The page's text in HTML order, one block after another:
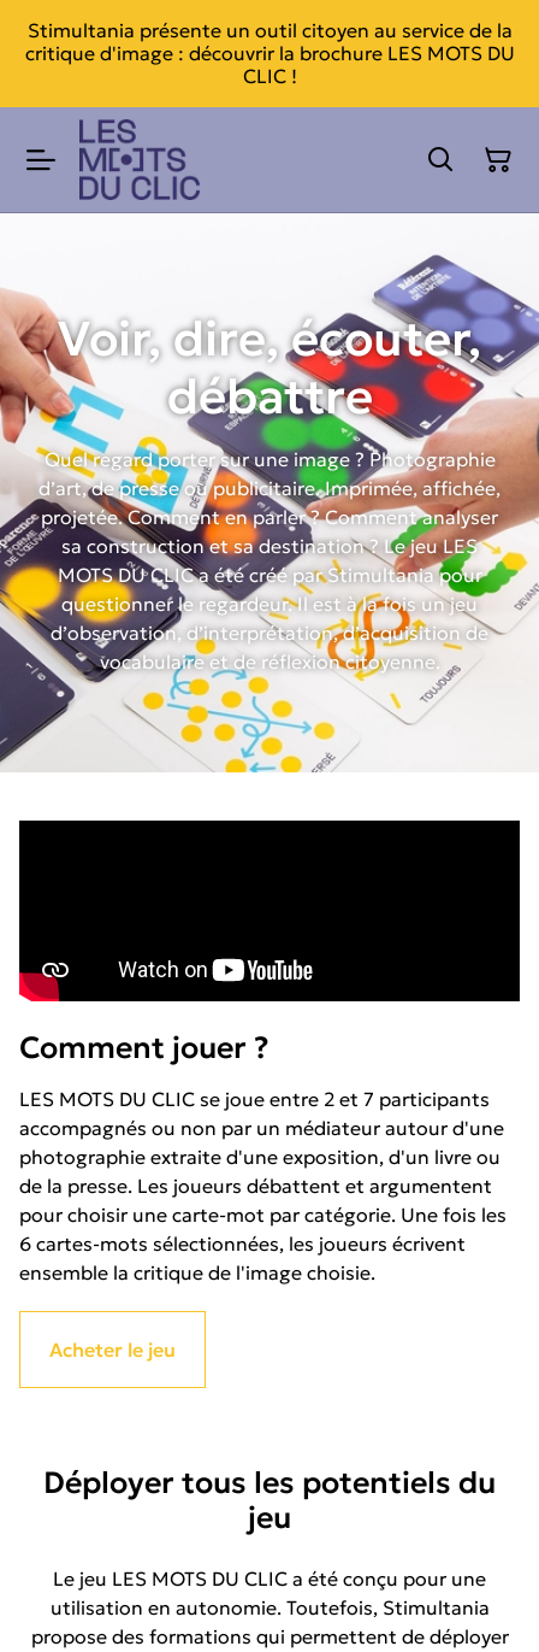
Stimultania présente un outil citoyen au service de la
critique d'image : découvrir la brochure LES MOTS DU
CLIC !
Voir, dire, écouter,
débattre
Quel regard porter sur une image ? Photographie
d’art, de presse ou publicitaire. Imprimée, affichée,
projetée. Comment en parler ? Comment analyser
sa construction et sa destination ? Le jeu LES
MOTS DU CLIC a été créé par Stimultania pour
questionner le regardeur. Il est à la fois un jeu
d’observation, d’interprétation, d’acquisition de
vocabulaire et de réflexion citoyenne.
Comment jouer ?
LES MOTS DU CLIC se joue entre 2 et 7 participants
accompagnés ou non par un médiateur autour d'une
photographie extraite d'une exposition, d'un livre ou
de la presse. Les joueurs débattent et argumentent
pour choisir une carte-mot par catégorie. Une fois les
6 cartes-mots sélectionnées, les joueurs écrivent
ensemble la critique de l'image choisie.
Acheter le jeu
Déployer tous les potentiels du
jeu
Le jeu LES MOTS DU CLIC a été conçu pour une
utilisation en autonomie. Toutefois, Stimultania
propose des formations qui permettent de déployer